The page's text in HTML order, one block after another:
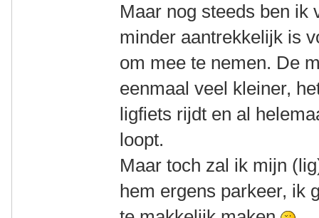
Maar nog steeds ben ik
minder aantrekkelijk is
om mee te nemen. De
eenmaal veel kleiner,
ligfiets rijdt en al
loopt.
Maar toch zal ik mijn
hem ergens parkeer, ik